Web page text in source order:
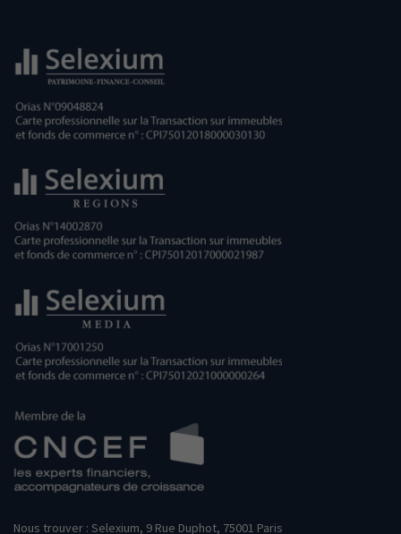
Nous trouver : Selexium, 9 Rue Duphot, 75001 Paris